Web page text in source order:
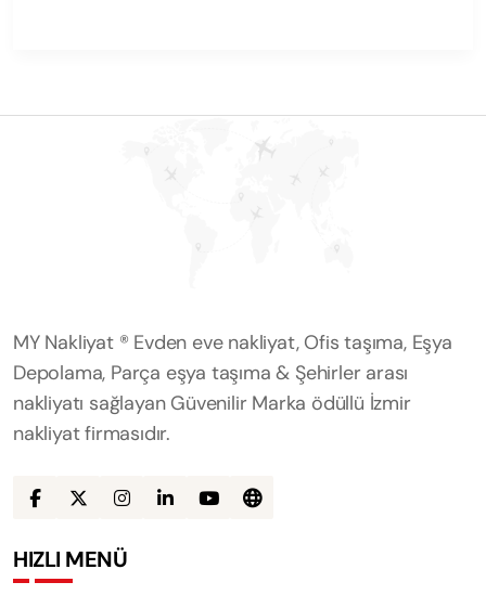
MY Nakliyat ® Evden eve nakliyat, Ofis taşıma, Eşya
Depolama, Parça eşya taşıma & Şehirler arası
nakliyatı sağlayan Güvenilir Marka ödüllü İzmir
nakliyat firmasıdır.
HIZLI MENÜ